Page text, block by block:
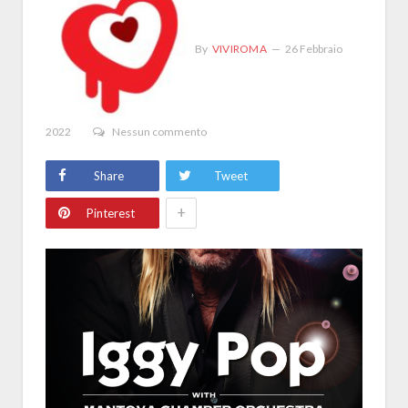
By VIVIROMA 26 Febbraio
2022 Nessun commento
Share Tweet
Pinterest +